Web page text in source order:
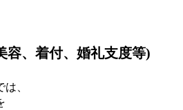
容、着付、婚礼支度等)
、